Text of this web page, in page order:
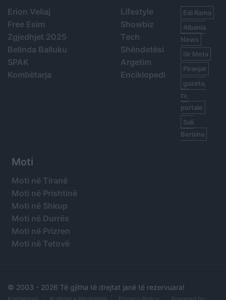
Erion Veliaj
Free Esim
Zgjedhjet 2025
Belinda Balluku
SPAK
Kombëtarja
Lifestyle
Showbiz
Tech
Shëndetësi
Argetim
Enciklopedi
Edi Rama
Albania
News
Ilir Meta
Piranjat
gazeta,
tv,
portale
Sali
Berisha
Moti
Moti në Tiranë
Moti në Prishtinë
Moti në Shkup
Moti në Durrës
Moti në Prizren
Moti në Tetovë
© 2003 - 2026 Të gjitha të drejtat janë të rezervuara!